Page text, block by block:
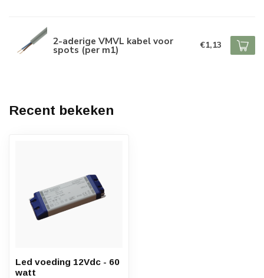
2-aderige VMVL kabel voor
spots (per m1) €1,13
Recent bekeken
Led voeding 12Vdc - 60
watt